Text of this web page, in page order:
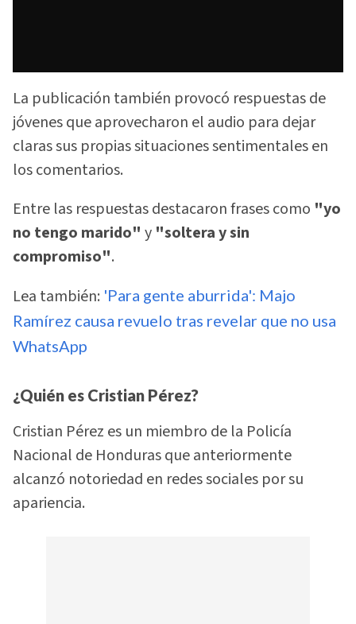
La publicación también provocó respuestas de
jóvenes que aprovecharon el audio para dejar
claras sus propias situaciones sentimentales en
los comentarios.
Entre las respuestas destacaron frases como "yo
no tengo marido" y "soltera y sin
compromiso".
Lea también: 'Para gente aburrida': Majo
Ramírez causa revuelo tras revelar que no usa
WhatsApp
¿Quién es Cristian Pérez?
Cristian Pérez es un miembro de la Policía
Nacional de Honduras que anteriormente
alcanzó notoriedad en redes sociales por su
apariencia.